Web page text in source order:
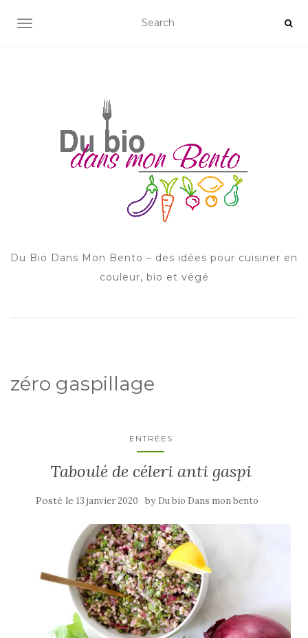
AFFICHER/MASQUER LA NAVIGATION
Du Bio Dans Mon Bento – des idées pour cuisiner en
couleur, bio et végé
zéro gaspillage
ENTRÉES
Taboulé de céleri anti gaspi
Posté le 13 janvier 2020 by Du bio Dans mon bento